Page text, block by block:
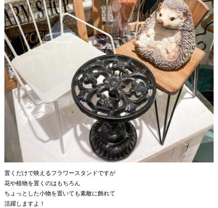
置くだけで映えるフラワースタンドですが
花や植物を置くのはもちろん
ちょっとした小物を置いても素敵に飾れて
活躍しますよ！